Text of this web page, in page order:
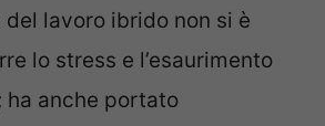
del lavoro ibrido non si è
lo stress e l’esaurimento
ha anche portato